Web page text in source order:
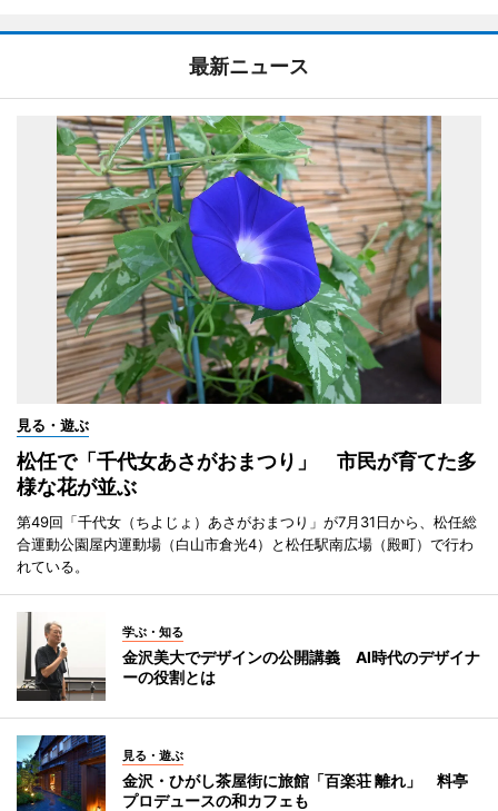
最新ニュース
見る・遊ぶ
松任で「千代女あさがおまつり」 市民が育てた多
様な花が並ぶ
第49回「千代女（ちよじょ）あさがおまつり」が7月31日から、松任総
合運動公園屋内運動場（白山市倉光4）と松任駅南広場（殿町）で行わ
れている。
学ぶ・知る
金沢美大でデザインの公開講義 AI時代のデザイナ
ーの役割とは
見る・遊ぶ
金沢・ひがし茶屋街に旅館「百楽荘 離れ」 料亭
プロデュースの和カフェも